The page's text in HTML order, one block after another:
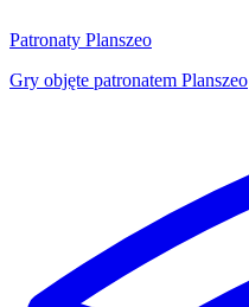
Patronaty Planszeo
Gry objęte patronatem Planszeo